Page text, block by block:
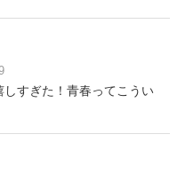
しすぎた！青春ってこうい